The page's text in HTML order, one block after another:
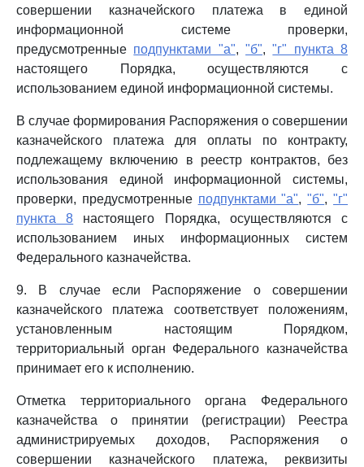
совершении казначейского платежа в единой
информационной системе проверки,
предусмотренные подпунктами "а","б","г" пункта 8
настоящего Порядка, осуществляются с
использованием единой информационной системы.
В случае формирования Распоряжения о совершении
казначейского платежа для оплаты по контракту,
подлежащему включению в реестр контрактов, без
использования единой информационной системы,
проверки, предусмотренные подпунктами "а","б","г"
пункта 8 настоящего Порядка, осуществляются с
использованием иных информационных систем
Федерального казначейства.
9. В случае если Распоряжение о совершении
казначейского платежа соответствует положениям,
установленным настоящим Порядком,
территориальный орган Федерального казначейства
принимает его к исполнению.
Отметка территориального органа Федерального
казначейства о принятии (регистрации) Реестра
администрируемых доходов, Распоряжения о
совершении казначейского платежа, реквизиты